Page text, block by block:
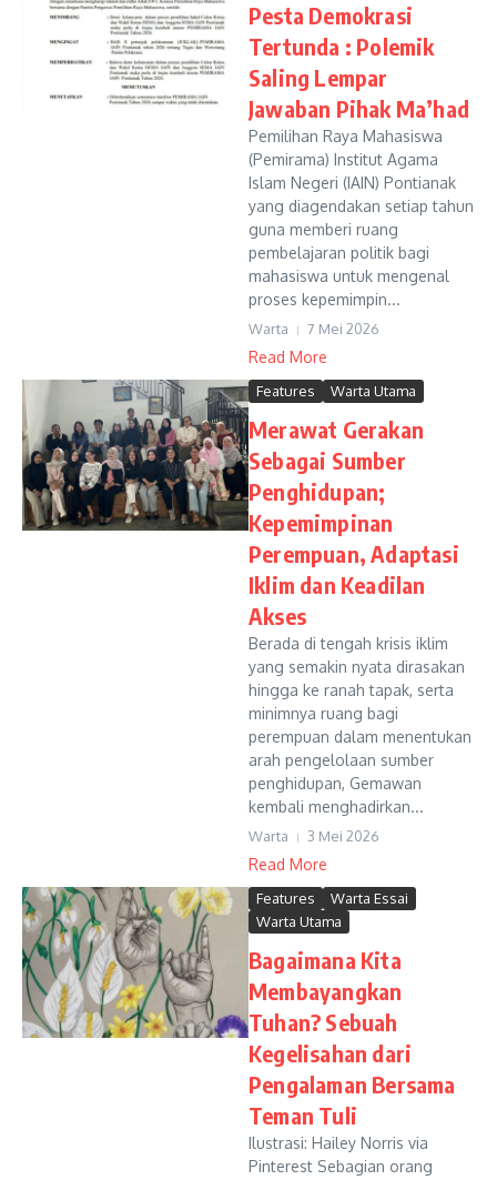
Pesta Demokrasi
Tertunda : Polemik
Saling Lempar
Jawaban Pihak Ma’had
Pemilihan Raya Mahasiswa
(Pemirama) Institut Agama
Islam Negeri (IAIN) Pontianak
yang diagendakan setiap tahun
guna memberi ruang
pembelajaran politik bagi
mahasiswa untuk mengenal
proses kepemimpin...
Warta 7 Mei 2026
Read More
Features Warta Utama
Merawat Gerakan
Sebagai Sumber
Penghidupan;
Kepemimpinan
Perempuan, Adaptasi
Iklim dan Keadilan
Akses
Berada di tengah krisis iklim
yang semakin nyata dirasakan
hingga ke ranah tapak, serta
minimnya ruang bagi
perempuan dalam menentukan
arah pengelolaan sumber
penghidupan, Gemawan
kembali menghadirkan...
Warta 3 Mei 2026
Read More
Features
Warta Essai
Warta Utama
Bagaimana Kita
Membayangkan
Tuhan? Sebuah
Kegelisahan dari
Pengalaman Bersama
Teman Tuli
Ilustrasi: Hailey Norris via
Pinterest Sebagian orang